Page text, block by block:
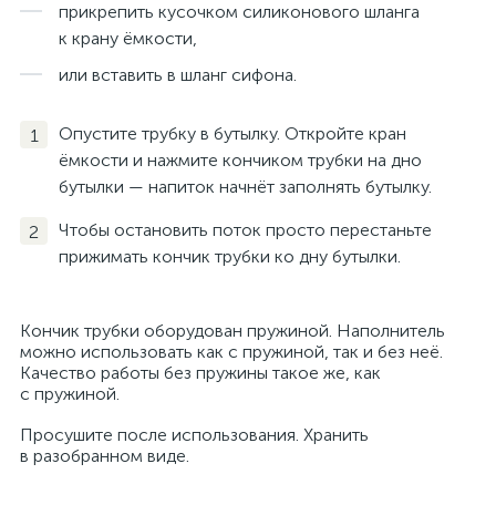
прикрепить кусочком силиконового шланга
к крану ёмкости,
или вставить в шланг сифона.
Опустите трубку в бутылку. Откройте кран
ёмкости и нажмите кончиком трубки на дно
бутылки — напиток начнёт заполнять бутылку.
Чтобы остановить поток просто перестаньте
прижимать кончик трубки ко дну бутылки.
Кончик трубки оборудован пружиной. Наполнитель
можно использовать как с пружиной, так и без неё.
Качество работы без пружины такое же, как
с пружиной.
Просушите после использования. Хранить
в разобранном виде.